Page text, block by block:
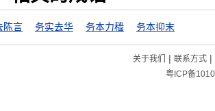
陈言 务实去华 务本力穑 务本抑末
关于我们 | 联系方式|
粤ICP备